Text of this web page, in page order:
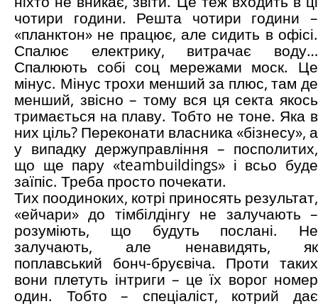
чотири години. Решта чотири години –
«планктон» не працює, але сидить в офісі.
Спалює електрику, витрачає воду…
Спалюють собі соц мережами моск. Це
мінус. Мінус трохи менший за плюс, там де
менший, звісно – тому вся ця секта якось
тримається на плаву. Тобто не тоне. Яка в
них ціль? Переконати власника «бізнесу», а
у випадку держуправління – посполитих,
що ще пару «teambuildings» і всьо буде
заїпіс. Треба просто почекати.
Тих поодиноких, котрі приносять результат,
«ейчари» до тімбілдінгу не залучають –
розуміють, що будуть послані. Не
залучають, але ненавидять, як
поплавський бонч-бруєвіча. Проти таких
вони плетуть інтриги – це їх ворог номер
один. Тобто – спеціаліст, котрий дає